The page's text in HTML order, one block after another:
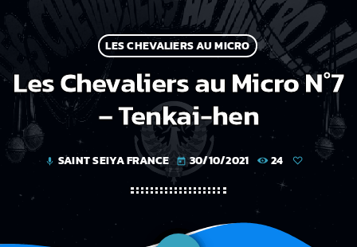
LES CHEVALIERS AU MICRO
Les Chevaliers au Micro N°7
– Tenkai-hen
mic SAINT SEIYA FRANCE today 30/10/2021 24